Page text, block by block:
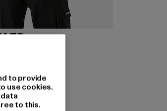
to provide
use cookies.
to this.